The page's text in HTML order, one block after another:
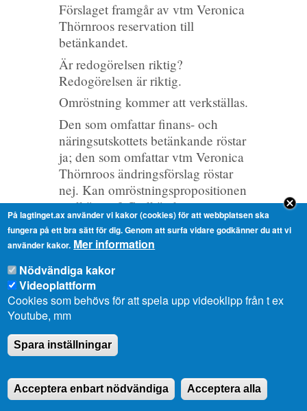
Förslaget framgår av vtm Veronica
Thörnroos reservation till
betänkandet.
Är redogörelsen riktig?
Redogörelsen är riktig.
Omröstning kommer att verkställas.
Den som omfattar finans- och
näringsutskottets betänkande röstar
ja; den som omfattar vtm Veronica
Thörnroos ändringsförslag röstar
nej. Kan omröstningspropositionen
godkännas? Godkänd.
Jag ber ja-röstarna resa sig. Jag ber
nej-röstarna resa sig. Talmannen
Majoritet för ja. Lagtinget har
omfattat finans- och
näringsutskottets betänkande.
Föreläggs kap 760 KOSTNADER
FÖR VÄGHÅLLNING.
Begärs ordet?
Vtm Veronica Thörnroos
På lagtinget.ax använder vi kakor (cookies) för att webbplatsen ska
fungera på ett bra sätt för dig. Genom att surfa vidare godkänner du att vi
använder kakor. Mer information
Nödvändiga kakor
Videoplattform
Cookies som behövs för att spela upp videoklipp från t ex
Youtube, mm
Spara inställningar
Acceptera enbart nödvändiga Acceptera alla